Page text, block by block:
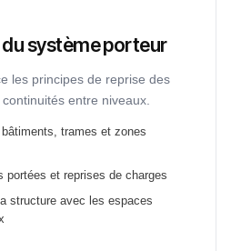
système porteur
les principes de reprise des
entre niveaux.
bâtiments, trames et zones
portées et reprises de charges
structure avec les espaces